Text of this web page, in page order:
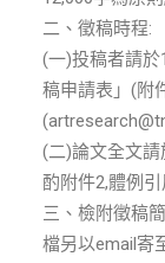
二、徵稿時程:
(一)投稿者請
稿申請表」(附
(二)論文全文
酌附件2,體例
三、檢附徵稿
檔另以email寄